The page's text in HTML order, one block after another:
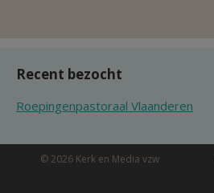
Recent bezocht
Roepingenpastoraal Vlaanderen
© 2026 Kerk en Media vzw